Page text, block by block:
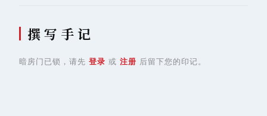
撰 写 手 记
暗房门已锁，请先 登录 或 注册 后留下您的印记。